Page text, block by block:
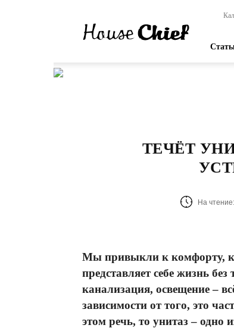
online-
издание
ТЕЧЁТ
На чтение:
Мы привыкли к комфорту,
представляет себе жизнь
канализация, освещение –
зависимости от того, это
этом речь, то унитаз – одно